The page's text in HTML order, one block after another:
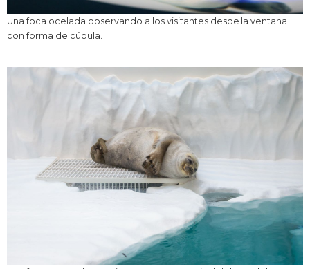
Una foca ocelada observando a los visitantes desde la ventana
con forma de cúpula.